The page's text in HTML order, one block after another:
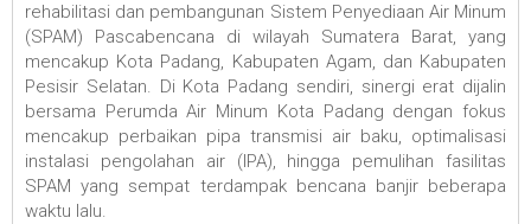
rehabilitasi dan pembangunan Sistem Penyediaan Air Minum
(SPAM) Pascabencana di wilayah Sumatera Barat, yang
mencakup Kota Padang, Kabupaten Agam, dan Kabupaten
Pesisir Selatan. Di Kota Padang sendiri, sinergi erat dijalin
bersama Perumda Air Minum Kota Padang dengan fokus
mencakup perbaikan pipa transmisi air baku, optimalisasi
instalasi pengolahan air (IPA), hingga pemulihan fasilitas
SPAM yang sempat terdampak bencana banjir beberapa
waktu lalu.